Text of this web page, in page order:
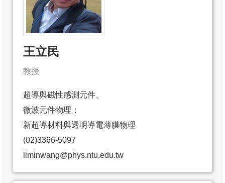
王立民
教授
超導與磁性感測元件、
微波元件物理；
新超導材料與透明導電薄膜物理
(02)3366-5097
liminwang@phys.ntu.edu.tw